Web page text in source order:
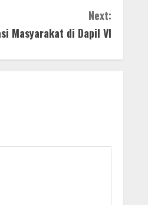
Next:
Masyarakat di Dapil VI